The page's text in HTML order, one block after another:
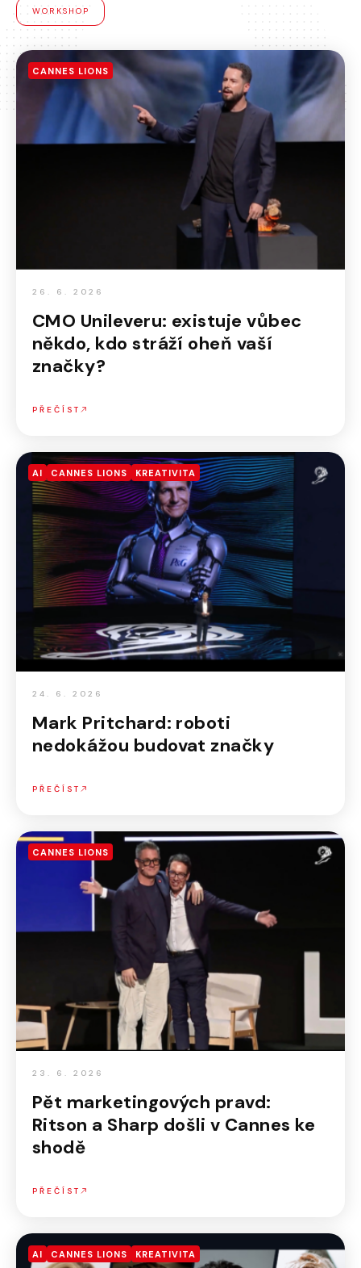
WORKSHOP
CANNES LIONS
26. 6. 2026
CMO Unileveru: existuje vůbec
někdo, kdo stráží oheň vaší
značky?
PŘEČÍST
AI CANNES LIONS KREATIVITA
24. 6. 2026
Mark Pritchard: roboti
nedokážou budovat značky
PŘEČÍST
CANNES LIONS
23. 6. 2026
Pět marketingových pravd:
Ritson a Sharp došli v Cannes ke
shodě
PŘEČÍST
AI CANNES LIONS KREATIVITA